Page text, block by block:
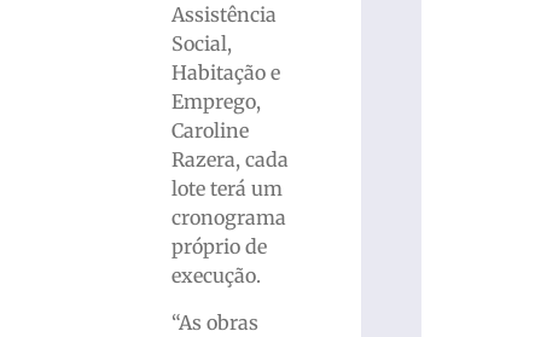
Assistência
Social,
Habitação e
Emprego,
Caroline
Razera, cada
lote terá um
cronograma
próprio de
execução.
“As obras